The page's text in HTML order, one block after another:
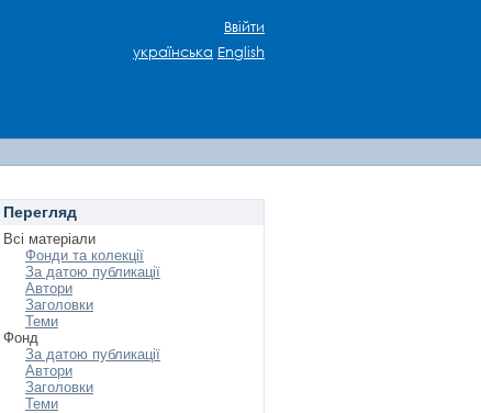
Ввійти
українська English
Перегляд
Всі матеріали
Фонди та колекції
За датою публикації
Автори
Заголовки
Теми
Фонд
За датою публикації
Автори
Заголовки
Теми